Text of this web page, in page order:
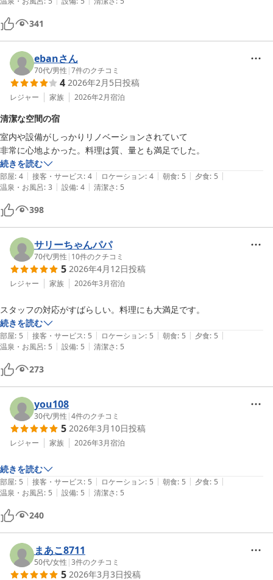
341
ebanさん
70代/男性 |7件のクチコミ
4 2026年2月5日投稿
レジャー 家族 2026年2月宿泊
清潔な空間の宿
室内や設備がしっかりリノベーションされていて
非常に心地よかった。料理は質、量とも満足でした。
続きを読む
部屋: 4 | 接客・サービス: 4 | ロケーション: 4 | 朝食: 5 | 夕食: 5 |
温泉・お風呂: 3 | 設備: 4 | 清潔さ: 5
398
サリーちゃんパパ
70代/男性 | 10件のクチコミ
5 2026年4月12日投稿
レジャー 家族 2026年3月宿泊
スタッフの対応がすばらしい。料理にも大満足です。
続きを読む
部屋: 5 | 接客・サービス: 5 | ロケーション: 5 | 朝食: 5 | 夕食: 5 |
温泉・お風呂: 5 | 設備: 5 | 清潔さ: 5
273
you108
30代/男性 |4件のクチコミ
5 2026年3月10日投稿
レジャー 家族 2026年3月宿泊
続きを読む
部屋: 5 | 接客・サービス: 5 | ロケーション: 5 | 朝食: 5 | 夕食: 5 |
温泉・お風呂: 5 | 設備: 5 | 清潔さ: 5
240
まあこ8711
50代/女性 |3件のクチコミ
5 2026年3月3日投稿